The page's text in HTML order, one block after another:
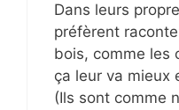
Dans leurs
préfèrent
bois, comme les
ça leur va mieux
(Ils sont comme